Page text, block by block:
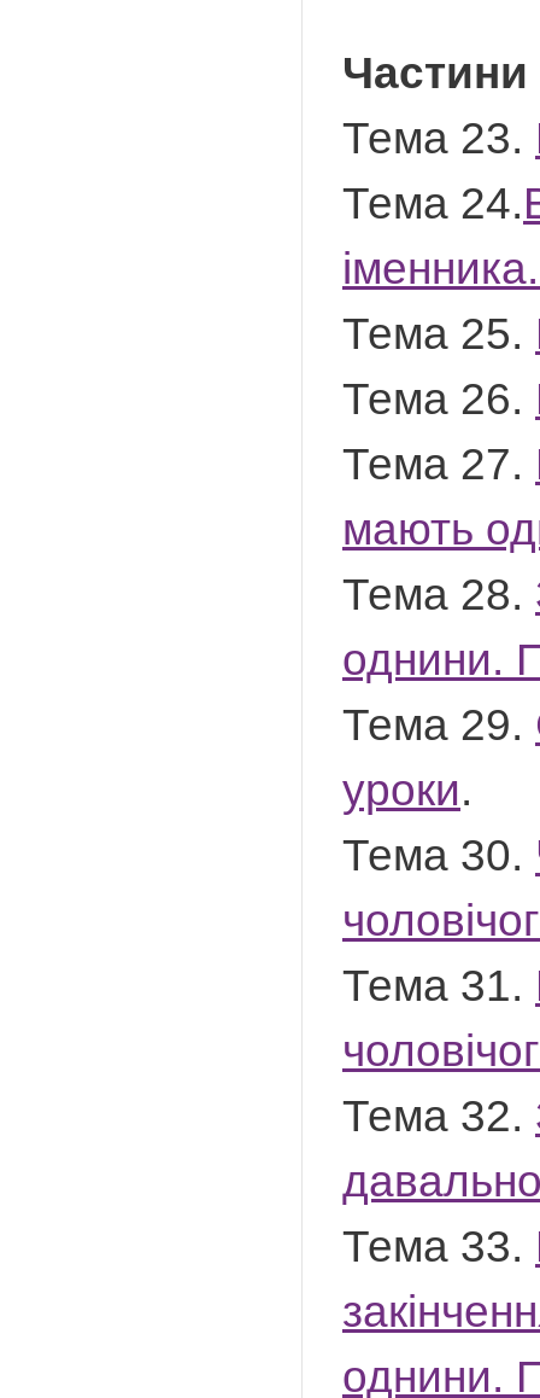
Тема 23.
Тема 24.
Тема 25.
Тема 26.
Тема 27.
мають
Тема 28.
однини.
Тема 29.
уроки.
Тема 30.
Тема 31.
Тема 32.
Тема 33.
однини.